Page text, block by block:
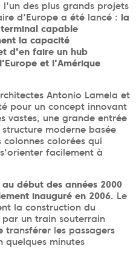
l'un des plus grands projets
d'Europe a été lancé : la
capable
la capacité
d'en faire un hub
et l'Amérique
Antonio Lamela et
pour un concept innovant
vastes, une grande entrée
moderne basée
colorées qui
facilement à
début des années 2000
inauguré en 2006. Le
la construction du
par un train souterrain
les passagers
quelques minutes